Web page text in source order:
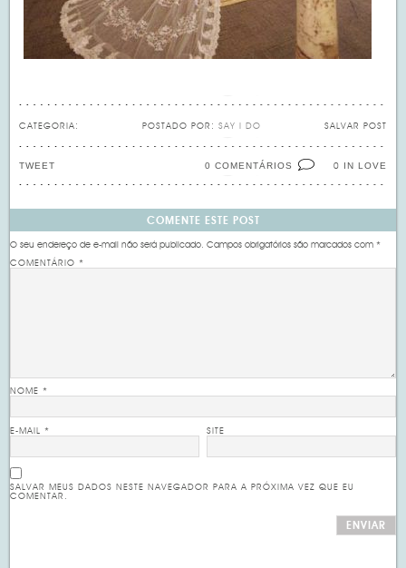
CATEGORIA: SALVAR POST
POSTADO POR: SAY I DO
0 IN LOVE
0 COMENTÁRIOS
TWEET
COMENTE ESTE POST
O seu endereço de e-mail não será publicado. Campos obrigatórios são marcados com*
COMENTÁRIO*
NOME*
E-MAIL* SITE
SALVAR MEUS DADOS NESTE NAVEGADOR PARA A PRÓXIMA VEZ QUE EU
COMENTAR.